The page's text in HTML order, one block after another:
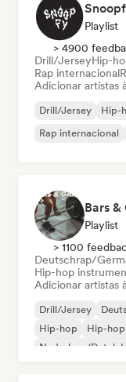
Playlist
> 4900
Drill/JerseyHip-
Rap internacional
Adicionar artistas
Drill/Jersey Hip-
Rap internacional
Bars &
Playlist
> 1100
Deutschrap/
Hip-hop
Adicionar artistas
Drill/Jersey
Hip-hop
Hip-
Nederhop/Dutch